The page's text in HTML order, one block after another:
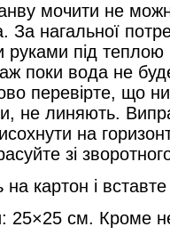
мочити не
За нагальної
під
поки вода не
перевірте, що
не линяють.
на
зі
на картон і
25×25 см. Кроме